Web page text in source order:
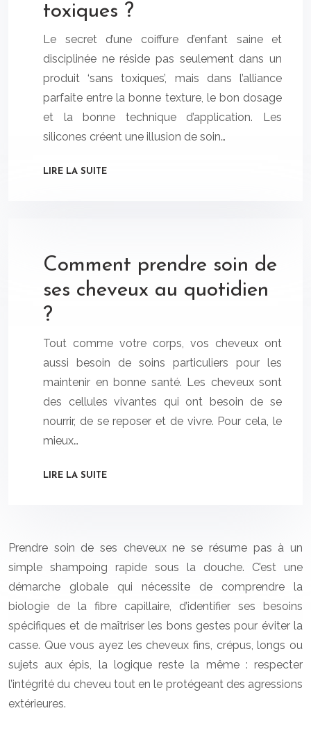
toxiques ?
Le secret d’une coiffure d’enfant saine et
disciplinée ne réside pas seulement dans un
produit ‘sans toxiques’, mais dans l’alliance
parfaite entre la bonne texture, le bon dosage
et la bonne technique d’application. Les
silicones créent une illusion de soin…
LIRE LA SUITE
Comment prendre soin de
ses cheveux au quotidien
?
Tout comme votre corps, vos cheveux ont
aussi besoin de soins particuliers pour les
maintenir en bonne santé. Les cheveux sont
des cellules vivantes qui ont besoin de se
nourrir, de se reposer et de vivre. Pour cela, le
mieux…
LIRE LA SUITE
Prendre soin de ses cheveux ne se résume pas à un
simple shampoing rapide sous la douche. C’est une
démarche globale qui nécessite de comprendre la
biologie de la fibre capillaire, d’identifier ses besoins
spécifiques et de maîtriser les bons gestes pour éviter la
casse. Que vous ayez les cheveux fins, crépus, longs ou
sujets aux épis, la logique reste la même : respecter
l’intégrité du cheveu tout en le protégeant des agressions
extérieures.